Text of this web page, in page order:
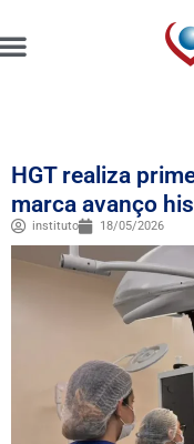
HGT realiza
marca avanço
instituto 18/05/2026